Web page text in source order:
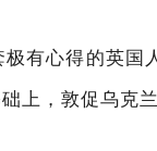
有心得的英
上，敦促乌克兰